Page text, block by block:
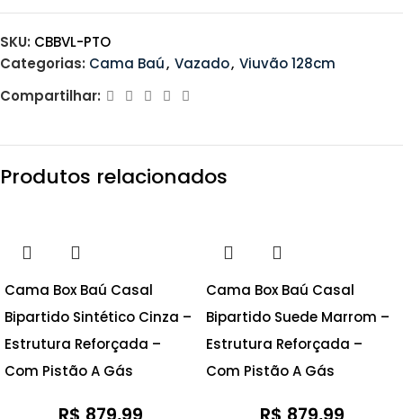
SKU: CBBVL-PTO
Categorias: Cama Baú, Vazado, Viuvão 128cm
Compartilhar:
Produtos relacionados
Cama Box Baú Casal
Bipartido Sintético Cinza –
Estrutura Reforçada –
Com Pistão A Gás
Cama Box Baú Casal
Bipartido Suede Marrom –
Estrutura Reforçada –
Com Pistão A Gás